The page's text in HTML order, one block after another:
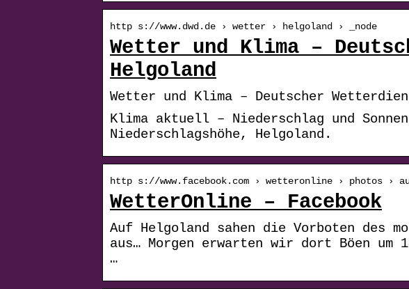
http s://www.dwd.de › wetter › helgoland › _node
Wetter und Klima –
Helgoland
Wetter und Klima – Deutscher
Klima aktuell – Niederschlag und
Niederschlagshöhe, Helgoland.
http s://www.facebook.com › wetteronline › photos ›
WetterOnline – Facebook
Auf Helgoland sahen die Vorboten des
aus… Morgen erwarten wir dort Böen um
…